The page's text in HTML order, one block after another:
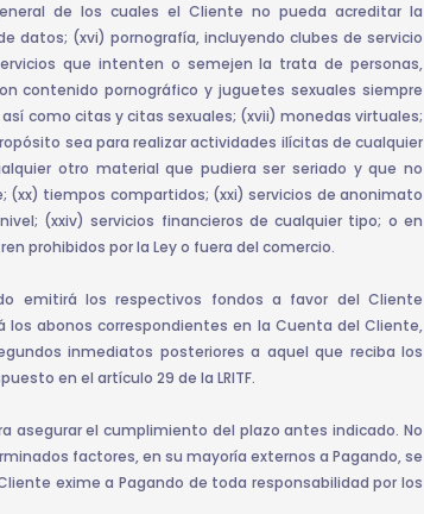
de los cuales el Cliente no pueda acreditar la
datos; (xvi) pornografía, incluyendo clubes de servicio
que intenten o semejen la trata de personas,
contenido pornográfico y juguetes sexuales siempre
como citas y citas sexuales; (xvii) monedas virtuales;
sea para realizar actividades ilícitas de cualquier
otro material que pudiera ser seriado y que no
(xx) tiempos compartidos; (xxi) servicios de anonimato
(xxiv) servicios financieros de cualquier tipo; o en
prohibidos por la Ley o fuera del comercio.
emitirá los respectivos fondos a favor del Cliente
abonos correspondientes en la Cuenta del Cliente,
inmediatos posteriores a aquel que reciba los
en el artículo 29 de la LRITF.
asegurar el cumplimiento del plazo antes indicado. No
factores, en su mayoría externos a Pagando, se
exime a Pagando de toda responsabilidad por los